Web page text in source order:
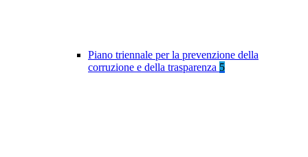
Piano triennale per la prevenzione della
corruzione e della trasparenza 5